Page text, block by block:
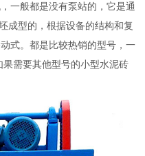
般都是没有泵站的，它是通
成型的，根据设备的结构和复
式。都是比较热销的型号，一
需要其他型号的小型水泥砖